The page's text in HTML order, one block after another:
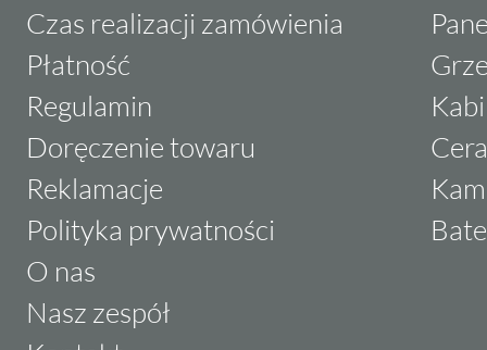
Czas realizacji zamówienia
Płatność
Regulamin
Doręczenie towaru
Reklamacje
Polityka prywatności
O nas
Nasz zespół